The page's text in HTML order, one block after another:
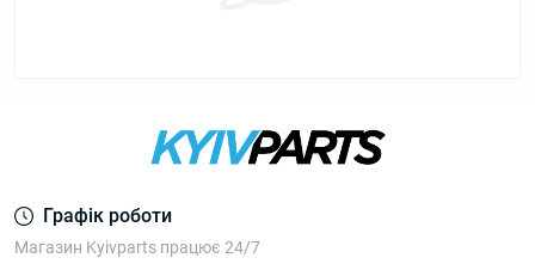
Графік роботи
Магазин Kyivparts працює 24/7